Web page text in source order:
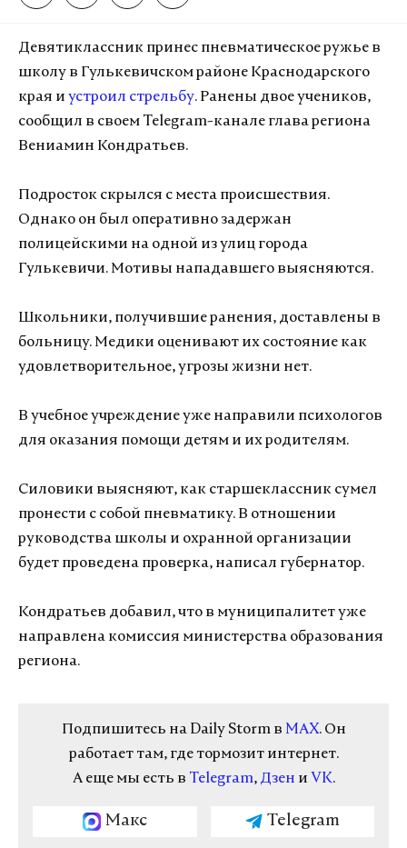
Девятиклассник принес пневматическое ружье в
школу в Гулькевичском районе Краснодарского
края и устроил стрельбу. Ранены двое учеников,
сообщил в своем Telegram-канале глава региона
Вениамин Кондратьев.
Подросток скрылся с места происшествия.
Однако он был оперативно задержан
полицейскими на одной из улиц города
Гулькевичи. Мотивы нападавшего выясняются.
Школьники, получившие ранения, доставлены в
больницу. Медики оценивают их состояние как
удовлетворительное, угрозы жизни нет.
В учебное учреждение уже направили психологов
для оказания помощи детям и их родителям.
Силовики выясняют, как старшеклассник сумел
пронести с собой пневматику. В отношении
руководства школы и охранной организации
будет проведена проверка, написал губернатор.
Кондратьев добавил, что в муниципалитет уже
направлена комиссия министерства образования
региона.
Подпишитесь на Daily Storm в MAX. Он
работает там, где тормозит интернет.
А еще мы есть в Telegram, Дзен и VK.
Макс Telegram